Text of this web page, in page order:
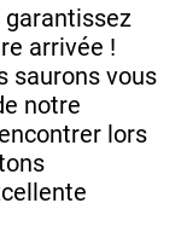
garantissez
arrivée !
saurons vous
notre
lors